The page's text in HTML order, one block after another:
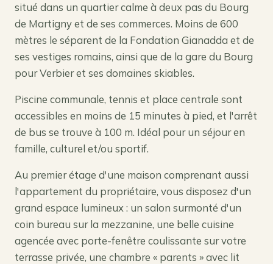
situé dans un quartier calme à deux pas du Bourg
de Martigny et de ses commerces. Moins de 600
mètres le séparent de la Fondation Gianadda et de
ses vestiges romains, ainsi que de la gare du Bourg
pour Verbier et ses domaines skiables.
Piscine communale, tennis et place centrale sont
accessibles en moins de 15 minutes à pied, et l'arrêt
de bus se trouve à 100 m. Idéal pour un séjour en
famille, culturel et/ou sportif.
Au premier étage d'une maison comprenant aussi
l'appartement du propriétaire, vous disposez d'un
grand espace lumineux : un salon surmonté d'un
coin bureau sur la mezzanine, une belle cuisine
agencée avec porte-fenêtre coulissante sur votre
terrasse privée, une chambre « parents » avec lit